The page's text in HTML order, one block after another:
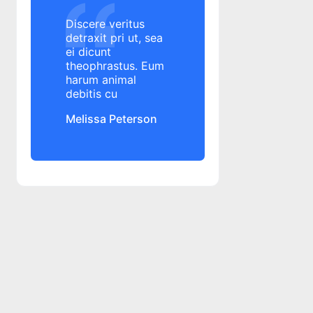
Alpha Bank
Altex
amanare rata credit
amanare rata credit
amanare rate credit
amenda
angajament de plata
Discere veritus
detraxit pri ut, sea
ei dicunt
theophrastus. Eum
harum animal
debitis cu
Melissa Peterson